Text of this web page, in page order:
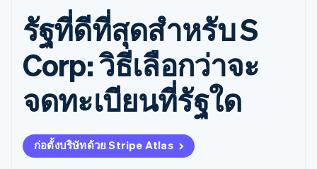
การชำระเงิน
ออนไลน์
Payment links
การชำระเงิน
แบบไม่ต้อง
เขียนโค้ด
Checkout
UI การชำระ
Elements
องค์ประกอบ UI
ที่ยืดหยุ่น
รายรับตาม
แบบแผนล่วง
หน้า
Metronome
การเรียกเก็บ
เงินตามการ
ใช้งาน
การชำระเงิน
ตามรอบบิล
การชำระเงิน
ตามรอบบิล
Invoicing
ครั้งเดียวหรือ
Global
เบิกจ่าย
ให้กับ
บุคคลที่
สาม
ธุรกิจสตาร์ทอัพ
ตามกรณีใช้งาน
การค้าแบบใช้เอเจนต์
อีคอมเมิร์ซ
บริการทางการเงินที่ผสาน
รวมในตัว
การทำงานอัตโนมัติด้าน
การเงิน
ข้อมูลอ้างอิงเกี่ยวกับ API
ไลบรารีและ SDK
Stripe Apps
คู่มือ
รับการชำระเงินออนไลน์
ติดตั้งใช้งานการชำระเงิน
สำเร็จรูป
สร้างแพลตฟอร์มหรือ
เรื่องราวจากลูกค้า
คู่มือ
การสนับสนุน
รับการสนับสนุน
แพ็กเกจการสนับสนุนที่ได้
รับการจัดการ
บริการเฉพาะทาง
รัฐที่ดีที่สุดสำหรับ S
Corp: วิธีเลือกว่าจะ
จดทะเบียนที่รัฐใด
ก่อตั้งบริษัทด้วย Stripe Atlas